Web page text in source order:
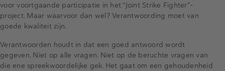
voor voortgaande participatie in het “Joint Strike Fighter”-
project. Maar waarvoor dan wel? Verantwoording moet van
goede kwaliteit zijn.
Verantwoorden houdt in dat een goed antwoord wordt
gegeven. Niet op alle vragen. Niet op de beruchte vragen van
die ene spreekwoordelijke gek. Het gaat om een gehoudenheid